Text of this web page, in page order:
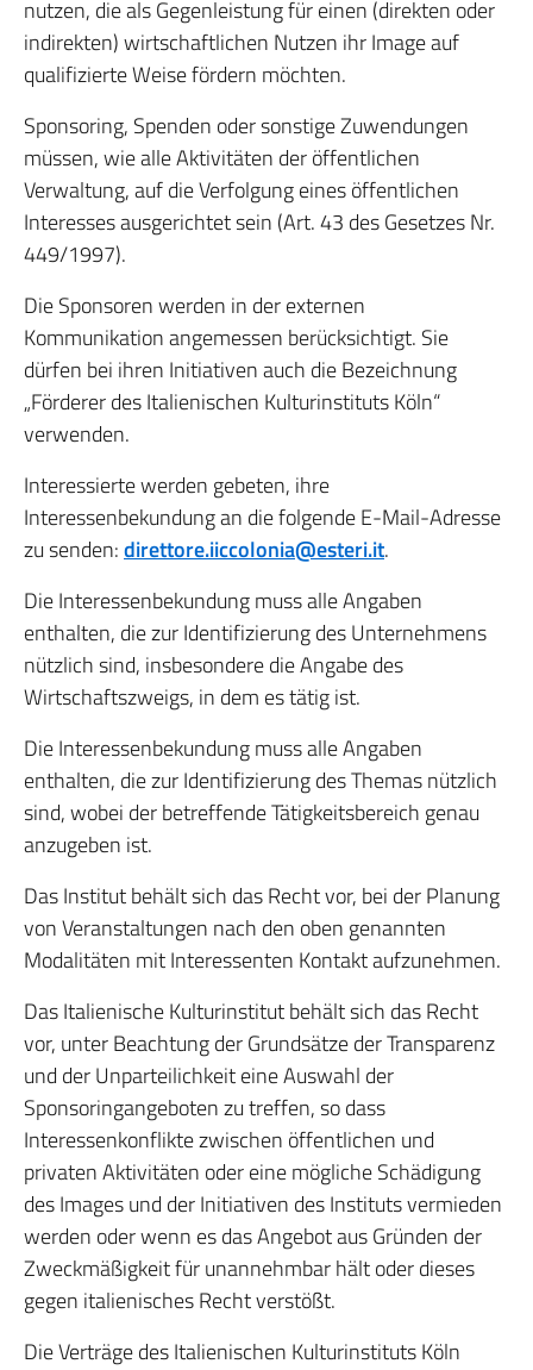
nutzen, die als Gegenleistung für einen (direkten oder
indirekten) wirtschaftlichen Nutzen ihr Image auf
qualifizierte Weise fördern möchten.
Sponsoring, Spenden oder sonstige Zuwendungen
müssen, wie alle Aktivitäten der öffentlichen
Verwaltung, auf die Verfolgung eines öffentlichen
Interesses ausgerichtet sein (Art. 43 des Gesetzes Nr.
449/1997).
Die Sponsoren werden in der externen
Kommunikation angemessen berücksichtigt. Sie
dürfen bei ihren Initiativen auch die Bezeichnung
„Förderer des Italienischen Kulturinstituts Köln“
verwenden.
Interessierte werden gebeten, ihre
Interessenbekundung an die folgende E-Mail-Adresse
zu senden:direttore.iiccolonia@esteri.it.
Die Interessenbekundung muss alle Angaben
enthalten, die zur Identifizierung des Unternehmens
nützlich sind, insbesondere die Angabe des
Wirtschaftszweigs, in dem es tätig ist.
Die Interessenbekundung muss alle Angaben
enthalten, die zur Identifizierung des Themas nützlich
sind, wobei der betreffende Tätigkeitsbereich genau
anzugeben ist.
Das Institut behält sich das Recht vor, bei der Planung
von Veranstaltungen nach den oben genannten
Modalitäten mit Interessenten Kontakt aufzunehmen.
Das Italienische Kulturinstitut behält sich das Recht
vor, unter Beachtung der Grundsätze der Transparenz
und der Unparteilichkeit eine Auswahl der
Sponsoringangeboten zu treffen, so dass
Interessenkonflikte zwischen öffentlichen und
privaten Aktivitäten oder eine mögliche Schädigung
des Images und der Initiativen des Instituts vermieden
werden oder wenn es das Angebot aus Gründen der
Zweckmäßigkeit für unannehmbar hält oder dieses
gegen italienisches Recht verstößt.
Die Verträge des Italienischen Kulturinstituts Köln